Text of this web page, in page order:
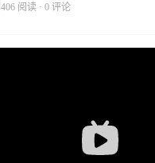
406 阅读 · 0 评论